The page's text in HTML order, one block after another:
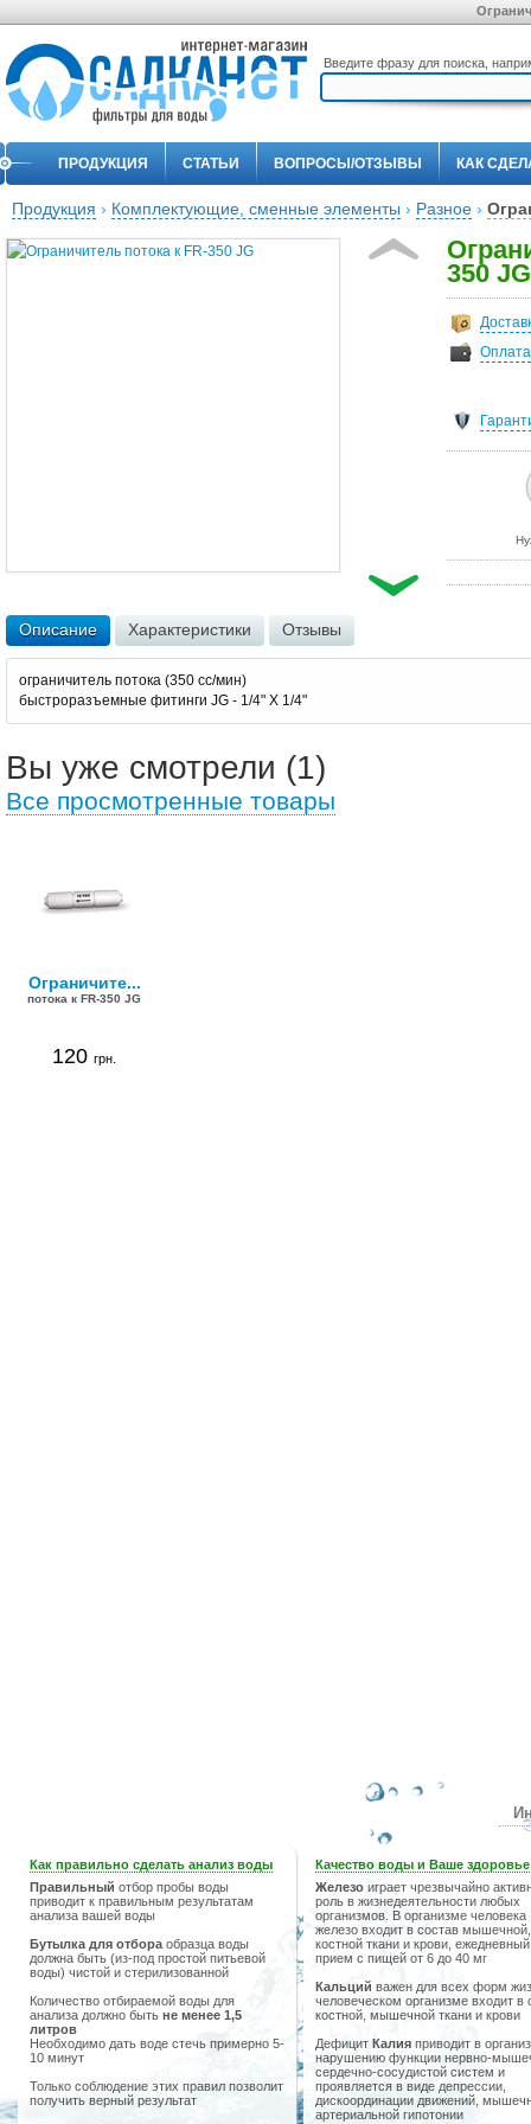
Введите фразу для поиска,
ПРОДУКЦИЯ СТАТЬИ ВОПРОСЫ/ОТЗЫВЫ КАК
Продукция › Комплектующие, сменные элементы › Разное ›
350 JG
Оплата
Описание Характеристики Отзывы
ограничитель потока (350 сс/мин)
быстроразъемные фитинги JG - 1/4" X 1/4"
Вы уже смотрели (1)
Все просмотренные товары
Ограничите...
потока к FR-350 JG
120 грн.
Как правильно сделать анализ воды
Правильный отбор пробы воды
приводит к правильным результатам
анализа вашей воды
Бутылка для отбора образца воды
должна быть (из-под простой питьевой
воды) чистой и стерилизованной
Количество отбираемой воды для
анализа должно быть не менее 1,5
литров
Необходимо дать воде стечь примерно 5-
10 минут
Только соблюдение этих правил позволит
получить верный результат
Качество воды и Ваше здоровье
Железо играет чрезвычайно
роль в жизнедеятельности любых
организмов. В организме человека
железо входит в состав мышечной,
костной ткани и крови, ежедневный
прием с пищей от 6 до 40 мг
Кальций важен для всех форм
человеческом организме входит в
костной, мышечной ткани и крови
Дефицит Калия приводит в
нарушению функции нервно-
сердечно-сосудистой систем и
проявляется в виде депрессии,
дискоординации движений,
артериальной гипотонии